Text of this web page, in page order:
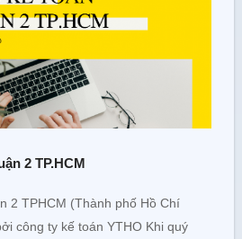
2 TP.HCM
2 TPHCM (Thành phố Hồ Chí
công ty kế toán YTHO Khi quý